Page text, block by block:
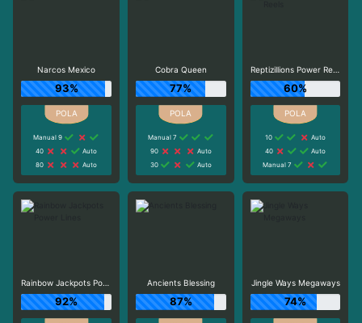
Narcos Mexico
93%
Manual 9
40
Auto
80
Auto
Cobra Queen
77%
Manual 7
90
Auto
30
Auto
Reptizillions Power Reels
60%
10
Auto
40
Auto
Manual 7
Rainbow Jackpots Power Lines
92%
Ancients Blessing
87%
Jingle Ways Megaways
74%